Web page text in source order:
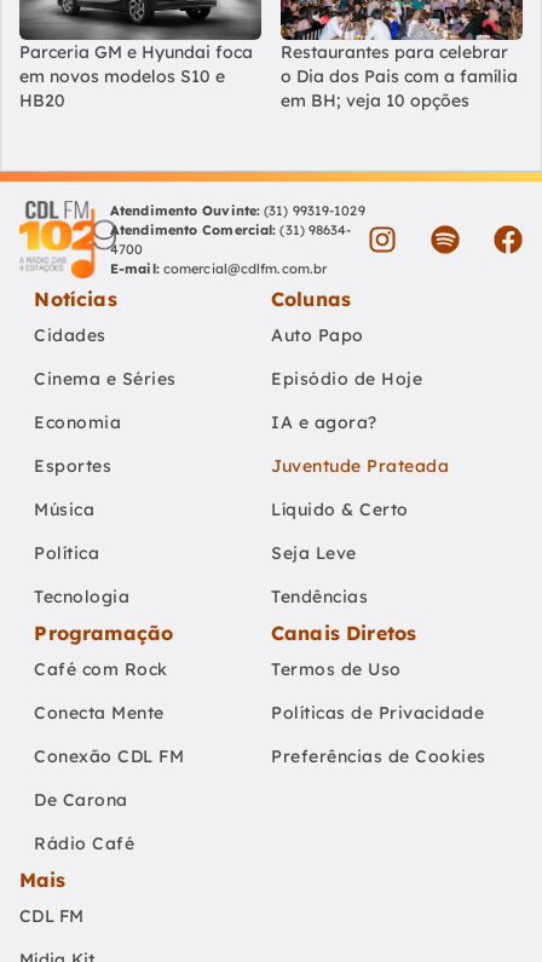
Parceria GM e Hyundai foca
em novos modelos S10 e
HB20
Restaurantes para celebrar
o Dia dos Pais com a família
em BH; veja 10 opções
Atendimento Ouvinte: (31) 99319-1029
Atendimento Comercial: (31) 98634-
4700
E-mail: comercial@cdlfm.com.br
Notícias
Cidades
Cinema e Séries
Economia
Esportes
Música
Política
Tecnologia
Colunas
Auto Papo
Episódio de Hoje
IA e agora?
Juventude Prateada
Líquido & Certo
Seja Leve
Tendências
Programação
Café com Rock
Conecta Mente
Conexão CDL FM
De Carona
Rádio Café
Canais Diretos
Termos de Uso
Políticas de Privacidade
Preferências de Cookies
Mais
CDL FM